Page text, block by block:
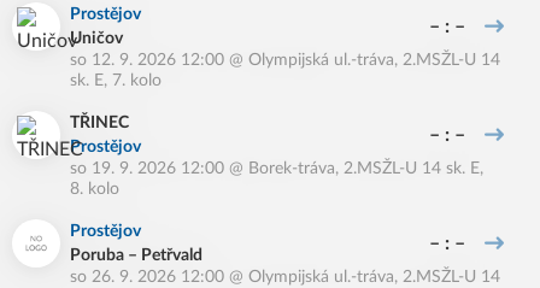
Prostějov
Uničov
– : –
so 12. 9. 2026 12:00 @ Olympijská ul.-tráva, 2.MSŽL-U 14
sk. E, 7. kolo
TŘINEC
Prostějov
– : –
so 19. 9. 2026 12:00 @ Borek-tráva, 2.MSŽL-U 14 sk. E,
8. kolo
Prostějov
Poruba – Petřvald
– : –
so 26. 9. 2026 12:00 @ Olympijská ul.-tráva, 2.MSŽL-U 14